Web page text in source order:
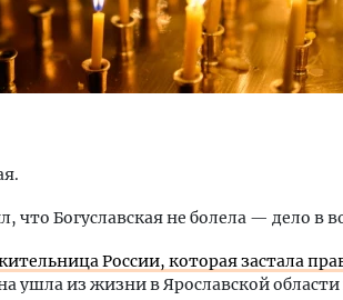
что Богуславская не болела — дело в
России, которая застала
ушла из жизни в Ярославской области
идей.
рынка
Архитектурный код